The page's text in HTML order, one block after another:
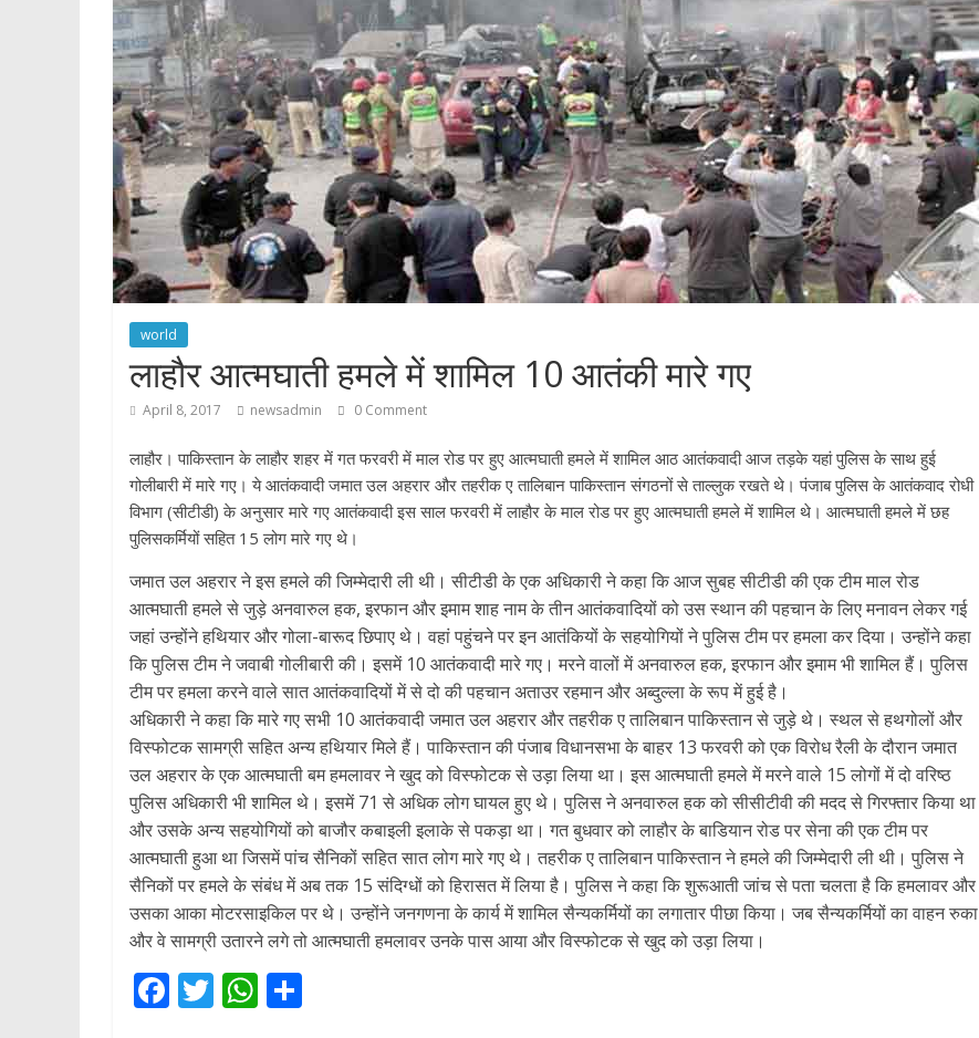
world
लाहौर आत्मघाती हमले में शामिल 10 आतंकी मारे गए
April 8, 2017 newsadmin 0 Comment
लाहौर। पाकिस्तान के लाहौर शहर में गत फरवरी में माल रोड पर हुए आत्मघाती हमले में शामिल आठ आतंकवादी आज तड़के यहां पुलिस के साथ हुई
गोलीबारी में मारे गए। ये आतंकवादी जमात उल अहरार और तहरीक ए तालिबान पाकिस्तान संगठनों से ताल्लुक रखते थे। पंजाब पुलिस के आतंकवाद रोधी
विभाग (सीटीडी) के अनुसार मारे गए आतंकवादी इस साल फरवरी में लाहौर के माल रोड पर हुए आत्मघाती हमले में शामिल थे। आत्मघाती हमले में छह
पुलिसकर्मियों सहित 15 लोग मारे गए थे।
जमात उल अहरार ने इस हमले की जिम्मेदारी ली थी। सीटीडी के एक अधिकारी ने कहा कि आज सुबह सीटीडी की एक टीम माल रोड
आत्मघाती हमले से जुड़े अनवारुल हक, इरफान और इमाम शाह नाम के तीन आतंकवादियों को उस स्थान की पहचान के लिए मनावन लेकर गई
जहां उन्होंने हथियार और गोला-बारूद छिपाए थे। वहां पहुंचने पर इन आतंकियों के सहयोगियों ने पुलिस टीम पर हमला कर दिया। उन्होंने कहा
कि पुलिस टीम ने जवाबी गोलीबारी की। इसमें 10 आतंकवादी मारे गए। मरने वालों में अनवारुल हक, इरफान और इमाम भी शामिल हैं। पुलिस
टीम पर हमला करने वाले सात आतंकवादियों में से दो की पहचान अताउर रहमान और अब्दुल्ला के रूप में हुई है।
अधिकारी ने कहा कि मारे गए सभी 10 आतंकवादी जमात उल अहरार और तहरीक ए तालिबान पाकिस्तान से जुड़े थे। स्थल से हथगोलों और
विस्फोटक सामग्री सहित अन्य हथियार मिले हैं। पाकिस्तान की पंजाब विधानसभा के बाहर 13 फरवरी को एक विरोध रैली के दौरान जमात
उल अहरार के एक आत्मघाती बम हमलावर ने खुद को विस्फोटक से उड़ा लिया था। इस आत्मघाती हमले में मरने वाले 15 लोगों में दो वरिष्ठ
पुलिस अधिकारी भी शामिल थे। इसमें 71 से अधिक लोग घायल हुए थे। पुलिस ने अनवारुल हक को सीसीटीवी की मदद से गिरफ्तार किया था
और उसके अन्य सहयोगियों को बाजौर कबाइली इलाके से पकड़ा था। गत बुधवार को लाहौर के बाडियान रोड पर सेना की एक टीम पर
आत्मघाती हुआ था जिसमें पांच सैनिकों सहित सात लोग मारे गए थे। तहरीक ए तालिबान पाकिस्तान ने हमले की जिम्मेदारी ली थी। पुलिस ने
सैनिकों पर हमले के संबंध में अब तक 15 संदिग्धों को हिरासत में लिया है। पुलिस ने कहा कि शुरूआती जांच से पता चलता है कि हमलावर और
उसका आका मोटरसाइकिल पर थे। उन्होंने जनगणना के कार्य में शामिल सैन्यकर्मियों का लगातार पीछा किया। जब सैन्यकर्मियों का वाहन रुका
और वे सामग्री उतारने लगे तो आत्मघाती हमलावर उनके पास आया और विस्फोटक से खुद को उड़ा लिया।
F T W